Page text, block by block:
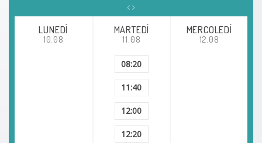
LUNEDÍ
10.08
MARTEDÌ
11.08
08:20
11:40
12:00
12:20
MERCOLEDÌ
12.08